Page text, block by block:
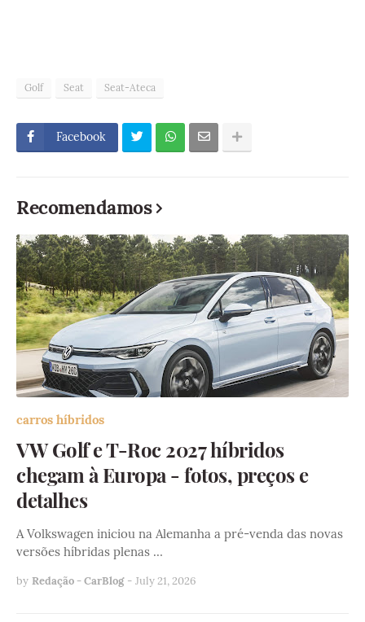
Golf Seat Seat-Ateca
Facebook
Recomendamos
carros híbridos
VW Golf e T-Roc 2027 híbridos
chegam à Europa - fotos, preços e
detalhes
A Volkswagen iniciou na Alemanha a pré-venda das novas
versões híbridas plenas …
by Redação - CarBlog - July 21, 2026